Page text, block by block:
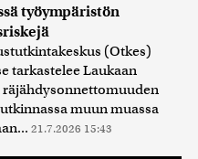
työympäristön
(Otkes)
tarkastelee Laukaan
muun muassa
21.7.2026 15:43